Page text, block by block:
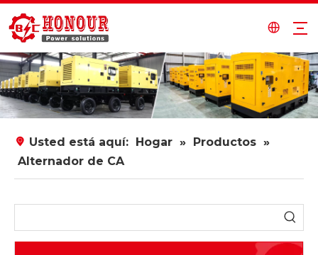
Usted está aquí: Hogar » Productos »
Alternador de CA